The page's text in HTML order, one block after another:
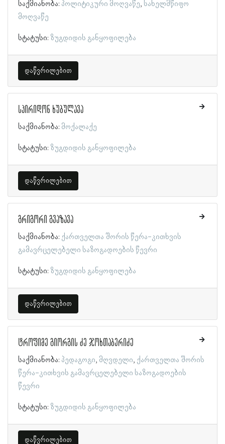
საქმიანობა: პოლიტიკური მოღვაწე სახელმწიფო
მოღვაწე
სტატუსი: ზუგდიდის განყოფილება
დაწვრილებით
სპირიდონ ხუბულავა
საქმიანობა: მოქალაქე
სტატუსი: ზუგდიდის განყოფილება
დაწვრილებით
გრიგორი გვაზავა
საქმიანობა: ქართველთა შორის წერა-კითხვის
გამავრცელებელი საზოგადოების წევრი
სტატუსი: ზუგდიდის განყოფილება
დაწვრილებით
ტროფიმე გიორგის ძე ჯოხთაბერიძე
საქმიანობა: პედაგოგი მღვდელი ქართველთა შორის
წერა-კითხვის გამავრცელებელი საზოგადოების
წევრი
სტატუსი: ზუგდიდის განყოფილება
დაწვრილებით